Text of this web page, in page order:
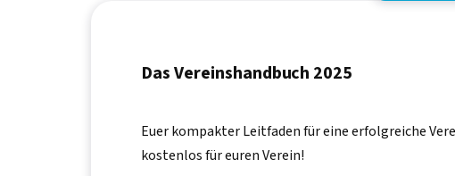
Das Vereinshandbuch 2025
Euer kompakter Leitfaden für eine erfolgreiche
kostenlos für euren Verein!